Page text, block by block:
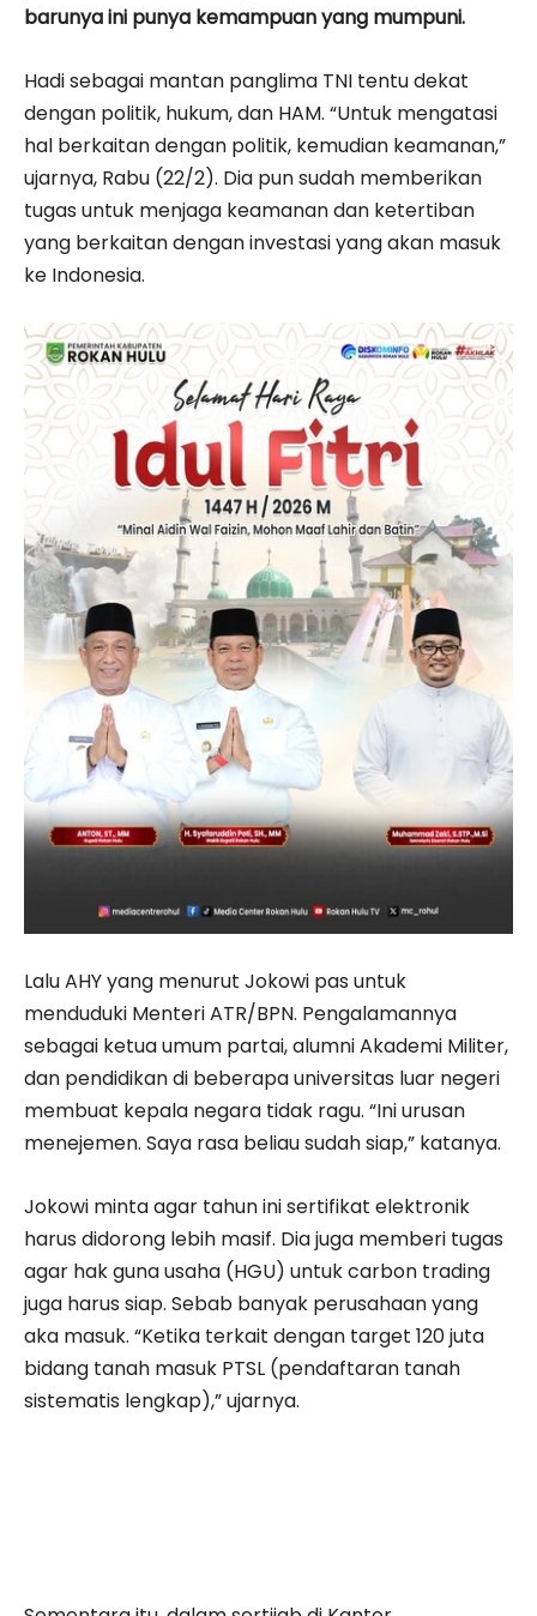
barunya ini punya kemampuan yang mumpuni.
Hadi sebagai mantan panglima TNI tentu dekat
dengan politik, hukum, dan HAM. “Untuk mengatasi
hal berkaitan dengan politik, kemudian keamanan,”
ujarnya, Rabu (22/2). Dia pun sudah memberikan
tugas untuk menjaga keamanan dan ketertiban
yang berkaitan dengan investasi yang akan masuk
ke Indonesia.
Lalu AHY yang menurut Jokowi pas untuk
menduduki Menteri ATR/BPN. Pengalamannya
sebagai ketua umum partai, alumni Akademi Militer,
dan pendidikan di beberapa universitas luar negeri
membuat kepala negara tidak ragu. “Ini urusan
menejemen. Saya rasa beliau sudah siap,” katanya.
Jokowi minta agar tahun ini sertifikat elektronik
harus didorong lebih masif. Dia juga memberi tugas
agar hak guna usaha (HGU) untuk carbon trading
juga harus siap. Sebab banyak perusahaan yang
aka masuk. “Ketika terkait dengan target 120 juta
bidang tanah masuk PTSL (pendaftaran tanah
sistematis lengkap),” ujarnya.